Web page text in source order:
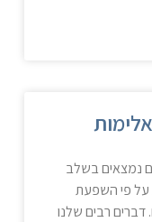
נמצאים בשלב
על פי השפעת
רבים שלנו